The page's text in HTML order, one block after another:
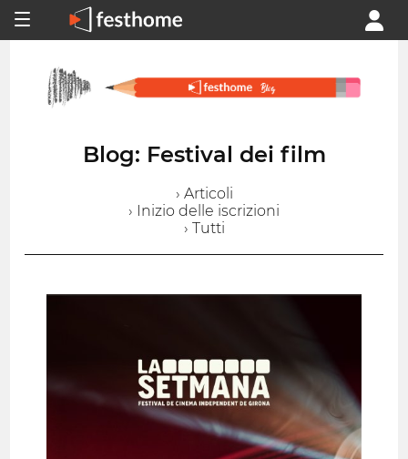
Blog: Festival dei film
› Articoli
› Inizio delle iscrizioni
› Tutti